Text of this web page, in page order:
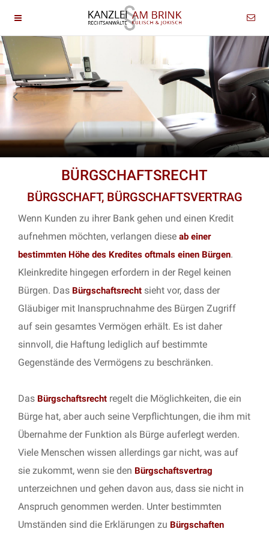
BÜRGSCHAFTSRECHT
BÜRGSCHAFT, BÜRGSCHAFTSVERTRAG
Wenn Kunden zu ihrer Bank gehen und einen Kredit
aufnehmen möchten, verlangen diese ab einer
bestimmten Höhe des Kredites oftmals einen Bürgen.
Kleinkredite hingegen erfordern in der Regel keinen
Bürgen. Das Bürgschaftsrecht sieht vor, dass der
Gläubiger mit Inanspruchnahme des Bürgen Zugriff
auf sein gesamtes Vermögen erhält. Es ist daher
sinnvoll, die Haftung lediglich auf bestimmte
Gegenstände des Vermögens zu beschränken.
Das Bürgschaftsrecht regelt die Möglichkeiten, die ein
Bürge hat, aber auch seine Verpflichtungen, die ihm mit
Übernahme der Funktion als Bürge auferlegt werden.
Viele Menschen wissen allerdings gar nicht, was auf
sie zukommt, wenn sie den Bürgschaftsvertrag
unterzeichnen und gehen davon aus, dass sie nicht in
Anspruch genommen werden. Unter bestimmten
Umständen sind die Erklärungen zu Bürgschaften